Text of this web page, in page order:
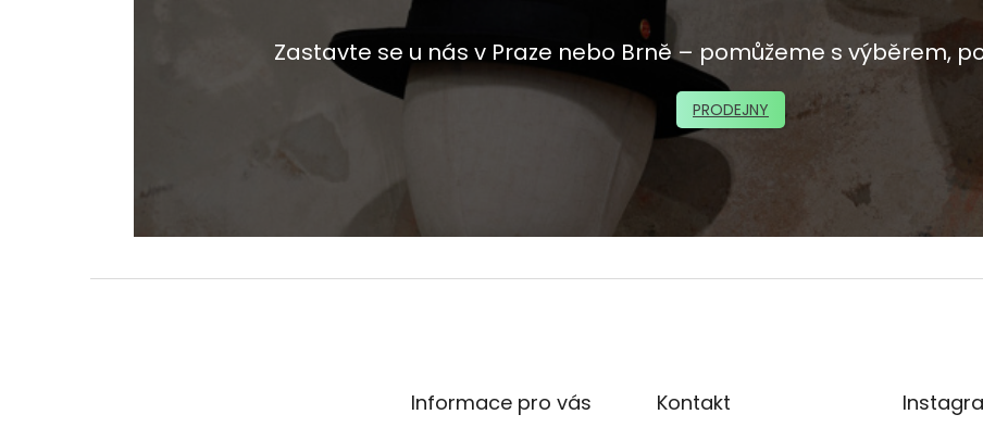
Zastavte se u nás v Praze nebo Brně – pomůžeme s výběrem,
PRODEJNY
Informace pro vás Kontakt